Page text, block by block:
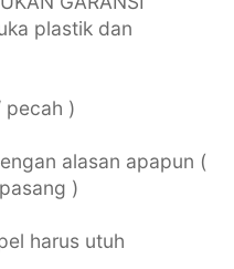
plastik dan
pecah )
alasan apapun (
)
harus utuh